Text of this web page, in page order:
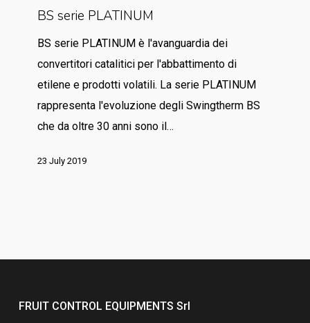
serie
PLATINUM
BS serie PLATINUM
BS serie PLATINUM è l'avanguardia dei
convertitori catalitici per l'abbattimento di
etilene e prodotti volatili. La serie PLATINUM
rappresenta l'evoluzione degli Swingtherm BS
che da oltre 30 anni sono il…
23 July 2019
FRUIT CONTROL EQUIPMENTS Srl